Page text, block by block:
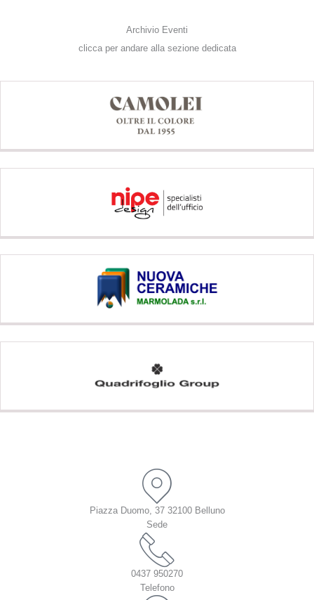
Archivio Eventi
clicca per andare alla sezione dedicata
Piazza Duomo, 37 32100 Belluno
Sede
0437 950270
Telefono